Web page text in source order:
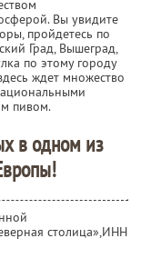
Вы увидите
пройдетесь по
Град, Вышеград,
по этому городу
ждет множество
пивом.
в одном из
столица»,ИНН